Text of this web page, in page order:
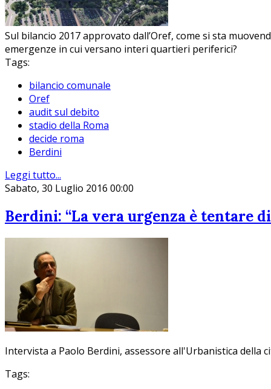
Sul bilancio 2017 approvato dall’Oref, come si sta
emergenze in cui versano interi quartieri periferici?
Tags:
bilancio comunale
Oref
audit sul debito
stadio della Roma
decide roma
Berdini
Leggi tutto...
Sabato, 30 Luglio 2016 00:00
Berdini: “La vera urgenza è tentare
Intervista a Paolo Berdini, assessore all'Urbanistica della
Tags: